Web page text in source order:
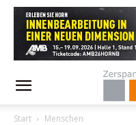
Start Menschen